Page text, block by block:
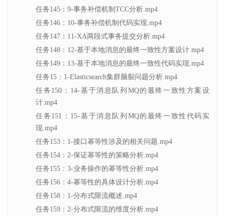
任务145：9-事务补偿机制TCC分析.mp4
任务146：10-事务补偿机制代码实现.mp4
任务147：11-XA两段式事务提交分析.mp4
任务148：12-基于本地消息的最终一致性方案设计.mp4
任务149：13-基于本地消息的最终一致性代码实现.mp4
任务15：1-Elasticsearch集群脑裂问题分析.mp4
任务150：14-基于消息队列MQ的最终一致性方案设
计.mp4
任务151：15-基于消息队列MQ的最终一致性代码实
现.mp4
任务153：1-接口幂等性涉及的相关问题.mp4
任务154：2-保证幂等性的策略分析.mp4
任务155：3-业务操作的幂等性分析.mp4
任务156：4-幂等性的具体设计分析.mp4
任务158：1-分布式限流概述.mp4
任务159：2-分布式限流的维度分析.mp4